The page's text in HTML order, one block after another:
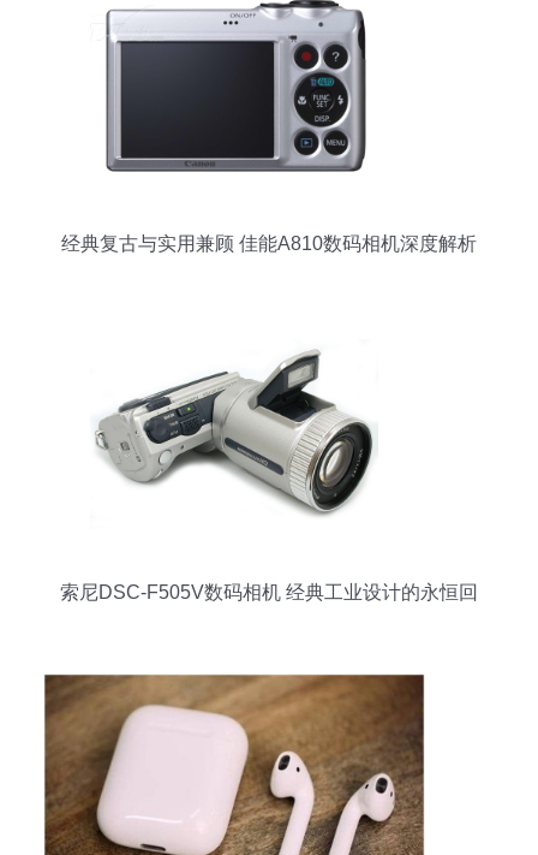
经典复古与实用兼顾 佳能A810数码相机深度解析
索尼DSC-F505V数码相机 经典工业设计的永恒回